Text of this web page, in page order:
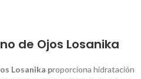
de Ojos Losanika
Losanika proporciona hidratación